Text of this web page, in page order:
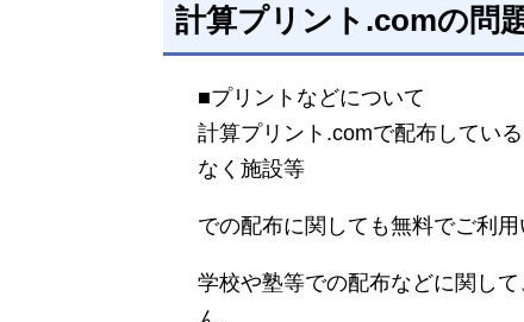
計算プリント.comの問
■プリントなどについて
計算プリント.comで配布してい
なく施設等
での配布に関しても無料でご利用
学校や塾等での配布などに関し